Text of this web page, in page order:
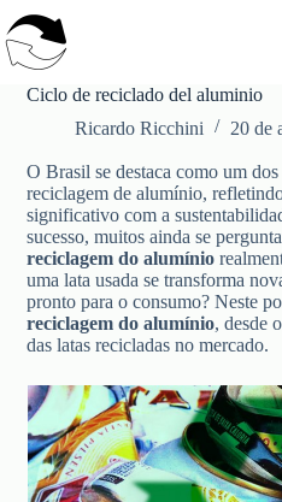
al
contenido
Ciclo de reciclado del aluminio
Ricardo Ricchini
20 de
O Brasil se destaca como um
reciclagem de alumínio,
significativo com a
sucesso, muitos ainda se
reciclagem do alumínio
uma lata usada se transforma
pronto para o consumo? Neste
reciclagem do alumínio, desde
das latas recicladas no mercado.